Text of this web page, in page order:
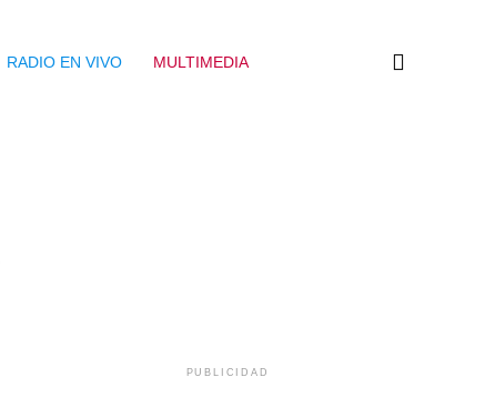
RADIO EN VIVO MULTIMEDIA
PUBLICIDAD